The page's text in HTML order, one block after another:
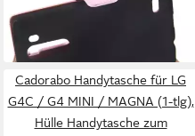
Schutz Case
6,41 €
Cadorabo Handytasche für LG
G4C / G4 MINI / MAGNA (1-tlg),
Hülle Handytasche zum